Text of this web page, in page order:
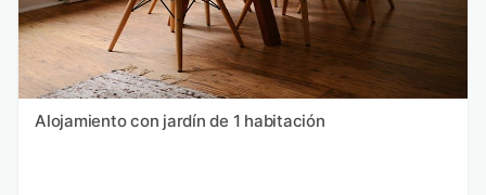
Alojamiento con jardín de 1 habitación